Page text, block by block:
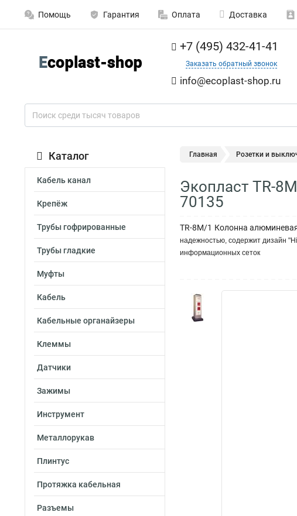
Помощь Гарантия Оплата Доставка
+7 (495) 432-41-41
Заказать обратный звонок
info@ecoplast-shop.ru
Каталог
Кабель канал
Крепёж
Трубы гофрированные
Трубы гладкие
Муфты
Кабель
Кабельные органайзеры
Клеммы
Датчики
Зажимы
Инструмент
Металлорукав
Плинтус
Протяжка кабельная
Разъемы
Главная Розетки и
Экопласт TR-
70135
TR-8M/1 Колонна
надежностью, содержит дизайн
информационных сеток